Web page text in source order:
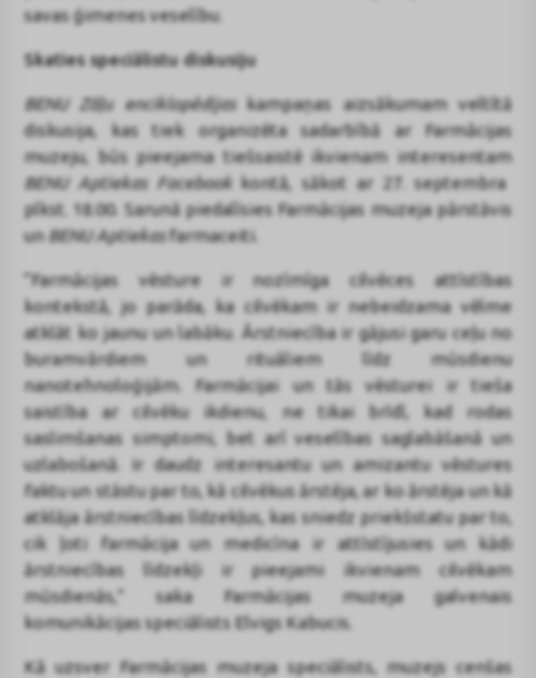
savas ģimenes veselību.
Skaties speciālistu diskusiju
BENU Zāļu enciklopēdijas kampaņas aizsākumam veltītā
diskusija, kas tiek organizēta sadarbībā ar Farmācijas
muzeju, būs pieejama tiešsaistē ikvienam interesentam
BENU Aptiekas Facebook kontā, sākot ar 27. septembra
plkst. 18.00. Sarunā piedalīsies Farmācijas muzeja pārstāvis
unBENU Aptiekasfarmaceiti.
“Farmācijas vēsture ir nozīmīga cilvēces attīstības
kontekstā, jo parāda, ka cilvēkam ir nebeidzama vēlme
atklāt ko jaunu un labāku. Ārstniecība ir gājusi garu ceļu no
buramvārdiem un rituāliem līdz mūsdienu
nanotehnoloģijām. Farmācijai un tās vēsturei ir tieša
saistība ar cilvēku ikdienu, ne tikai brīdī, kad rodas
saslimšanas simptomi, bet arī veselības saglabāšanā un
uzlabošanā. Ir daudz interesantu un amizantu vēstures
faktu un stāstu par to, kā cilvēkus ārstēja, ar ko ārstēja un kā
atklāja ārstniecības līdzekļus, kas sniedz priekšstatu par to,
cik ļoti farmācija un medicīna ir attīstījusies un kādi
ārstniecības līdzekļi ir pieejami ikvienam cilvēkam
mūsdienās,” saka Farmācijas muzeja galvenais
komunikācijas speciālists Elvigs Kabucis.
Kā uzsver Farmācijas muzeja speciālists, muzejs cenšas